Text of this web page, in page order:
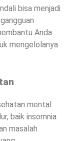
bisa menjadi
Anda
mengelolanya
mental
baik insomnia
masalah